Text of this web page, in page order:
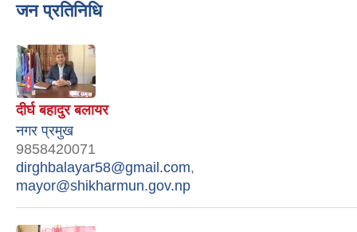
जन प्रतिनिधि
दीर्घ बहादुर बलायर
नगर प्रमुख
9858420071
dirghbalayar58@gmail.com,
mayor@shikharmun.gov.np